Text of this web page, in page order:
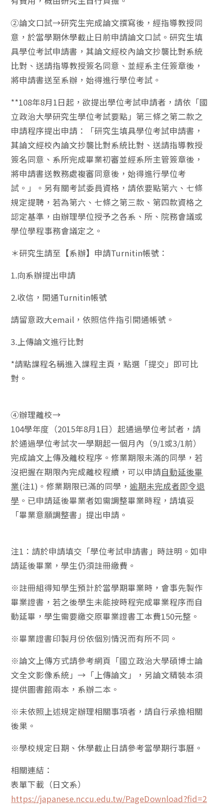
②論文口試→研究生完成論文撰寫後，經指導教授同
意，於當學期休學截止日前申請論文口試。研究生填
具學位考試申請書，其論文經校內論文抄襲比對系統
比對、送請指導教授簽名同意、並經系主任簽章後，
將申請書送至系辦，始得進行學位考試。
**108年8月1日起，欲提出學位考試申請者，請依「國
立政治大學研究生學位考試要點」第三條之第二款之
申請程序提出申請：「研究生填具學位考試申請書，
其論文經校內論文抄襲比對系統比對、送請指導教授
簽名同意、系所完成畢業初審並經系所主管簽章後，
將申請書送教務處複審同意後，始得進行學位考
試。」。另有關考試委員資格，請依要點第六、七條
規定提聘，若為第六、七條之第三款、第四款資格之
認定基準，由辦理學位授予之各系、所、院務會議或
學位學程事務會議定之。
＊研究生請至【系辦】申請Turnitin帳號：
1.向系辦提出申請
2.收信，開通Turnitin帳號
請留意政大email，依照信件指引開通帳號。
3.上傳論文進行比對
*請點課程名稱進入課程主頁，點選「提交」即可比
對。
④辦理離校→
104學年度（2015年8月1日）起通過學位考試者，請
於通過學位考試次一學期起一個月內（9/1或3/1前）
完成論文上傳及離校程序。修業期限未滿的同學，若
沒把握在期限內完成離校程續，可以申請自動延後畢
業(注1)。修業期限已滿的同學，逾期未完成者即令退
學 。已申請延後畢業者如需調整畢業時程，請填妥
「畢業意願調整書」提出申請。
注1：請於申請填交「學位考試申請書」時註明。如申
請延後畢業，學生仍須註冊繳費。
※註冊組得知學生預計於當學期畢業時，會事先製作
畢業證書，若之後學生未能按時程完成畢業程序而自
動延畢，學生需要繳交原畢業證書工本費150元整。
※畢業證書印製月份依個別情況而有所不同。
※論文上傳方式請參考網頁「國立政治大學碩博士論
文全文影像系統」→「上傳論文」，另論文精裝本須
提供圖書館兩本，系辦二本。
※未依照上述規定辦理相關事項者，請自行承擔相關
後果。
※學校規定日期、休學截止日請參考當學期行事曆。
相關連結：
表單下載（日文系）
https://japanese.nccu.edu.tw/PageDownload?fid=2